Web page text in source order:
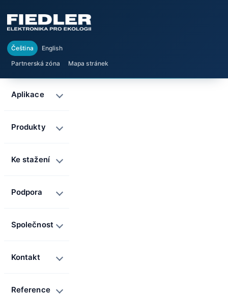
Čeština
English
Partnerská zóna
Mapa stránek
Aplikace
Produkty
Ke stažení
Podpora
Společnost
Kontakt
Reference